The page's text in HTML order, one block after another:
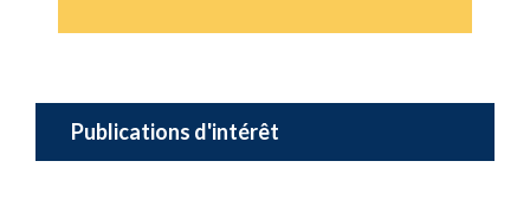
Publications d'intérêt